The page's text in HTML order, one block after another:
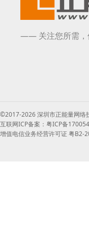
—— 关注您所需，
©2017-2026 深圳市正能量网络
互联网ICP备案：粤ICP备
增值电信业务经营许可证 粤B2-